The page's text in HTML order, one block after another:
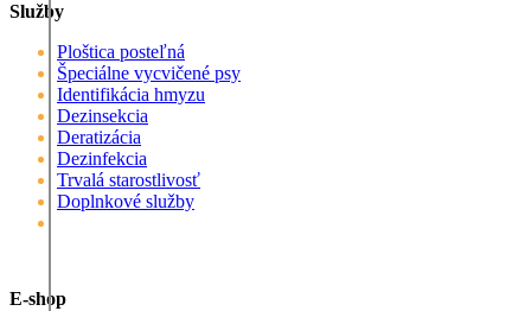
Služby
Ploštica posteľná
Špeciálne vycvičené psy
Identifikácia hmyzu
Dezinsekcia
Deratizácia
Dezinfekcia
Trvalá starostlivosť
Doplnkové služby
E-shop